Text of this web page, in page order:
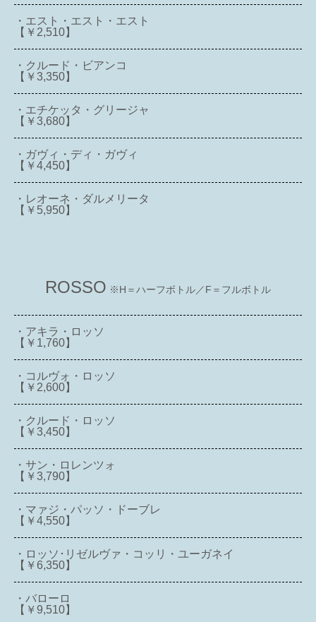
・エスト・エスト・エスト
【￥2,510】
・クルード・ビアンコ
【￥3,350】
・エチケッタ・グリージャ
【￥3,680】
・ガヴィ・ディ・ガヴィ
【￥4,450】
・レオーネ・ダルメリータ
【￥5,950】
ROSSO ※H＝ハーフボトル／F＝フルボトル
・アキラ・ロッソ
【￥1,760】
・コルヴォ・ロッソ
【￥2,600】
・クルード・ロッソ
【￥3,450】
・サン・ロレンツォ
【￥3,790】
・マァジ・パッソ・ドーブレ
【￥4,550】
・ロッソ･リゼルヴァ・コッリ・ユーガネイ
【￥6,350】
・バローロ
【￥9,510】